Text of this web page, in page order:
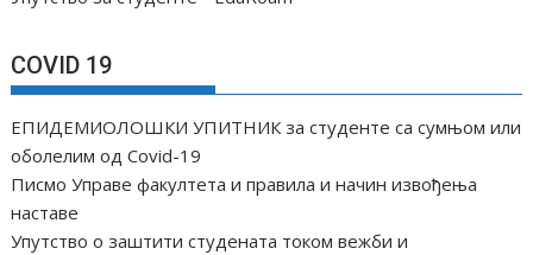
COVID 19
ЕПИДЕМИОЛОШКИ УПИТНИК за студенте са сумњом или
оболелим од Covid-19
Писмо Управе факултета и правила и начин извођења
наставе
Упутство о заштити студената током вежби и